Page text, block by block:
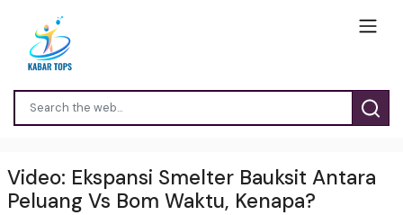
Video: Ekspansi Smelter Bauksit Antara
Peluang Vs Bom Waktu, Kenapa?